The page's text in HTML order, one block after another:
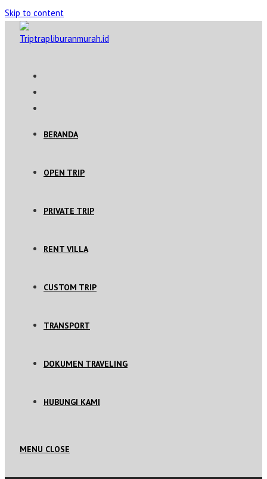
Skip to content
BERANDA
OPEN TRIP
PRIVATE TRIP
RENT VILLA
CUSTOM TRIP
TRANSPORT
DOKUMEN TRAVELING
HUBUNGI KAMI
MENU CLOSE